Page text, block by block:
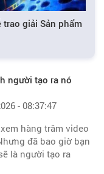
giải Sản phẩm
người tạo ra nó
- 08:37:47
hàng trăm video
đã bao giờ bạn
là người tạo ra